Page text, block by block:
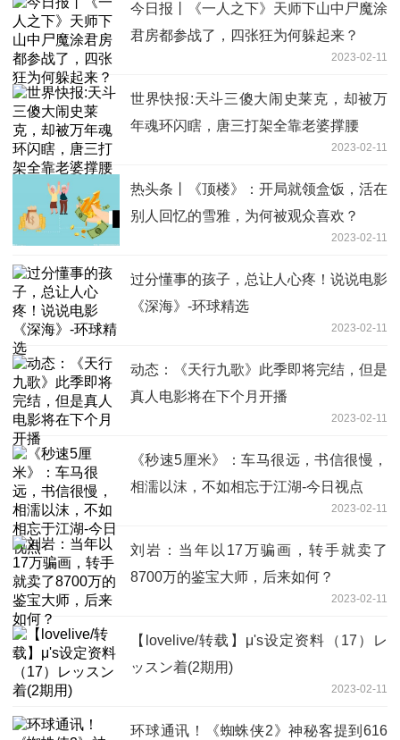
今日报丨《一人之下》天师下山中尸魔涂
君房都参战了，四张狂为何躲起来？
2023-02-11
世界快报:天斗三傻大闹史莱克，却被万
年魂环闪瞎，唐三打架全靠老婆撑腰
2023-02-11
热头条丨《顶楼》：开局就领盒饭，活在
别人回忆的雪雅，为何被观众喜欢？
2023-02-11
过分懂事的孩子，总让人心疼！说说电影
《深海》-环球精选
2023-02-11
动态：《天行九歌》此季即将完结，但是
真人电影将在下个月开播
2023-02-11
《秒速5厘米》：车马很远，书信很慢，
相濡以沫，不如相忘于江湖-今日视点
2023-02-11
刘岩：当年以17万骗画，转手就卖了
8700万的鉴宝大师，后来如何？
2023-02-11
【lovelive/转载】μ's设定资料（17）レ
ッスン着(2期用)
2023-02-11
环球通讯！《蜘蛛侠2》神秘客提到616